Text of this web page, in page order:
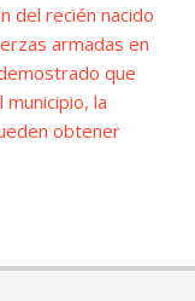
del recién nacido
armadas en
que
la
obtener